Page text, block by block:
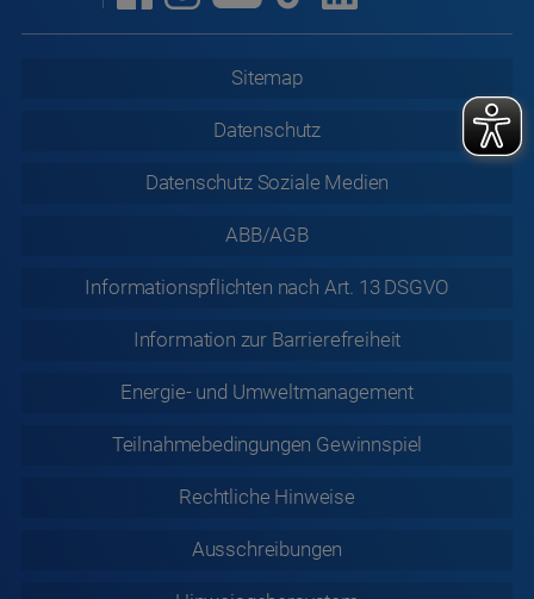
Sitemap
Datenschutz
Datenschutz Soziale Medien
ABB/AGB
Informationspflichten nach Art. 13 DSGVO
Information zur Barrierefreiheit
Energie- und Umweltmanagement
Teilnahmebedingungen Gewinnspiel
Rechtliche Hinweise
Ausschreibungen